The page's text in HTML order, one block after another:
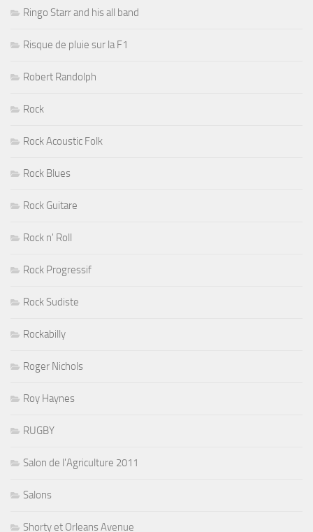
Ringo Starr and his all band
Risque de pluie sur la F1
Robert Randolph
Rock
Rock Acoustic Folk
Rock Blues
Rock Guitare
Rock n' Roll
Rock Progressif
Rock Sudiste
Rockabilly
Roger Nichols
Roy Haynes
RUGBY
Salon de l'Agriculture 2011
Salons
Shorty et Orleans Avenue